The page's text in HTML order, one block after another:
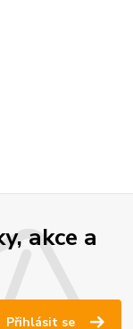
akce a
Přihlásit se